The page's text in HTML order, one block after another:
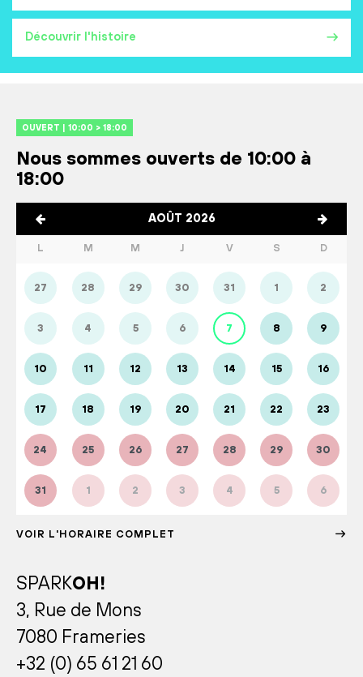
Découvrir l'histoire
OUVERT | 10:00 > 18:00
Nous sommes ouverts de 10:00 à
18:00
AOÛT 2026
L M M J V S D
27 28 29 30 31 1 2
3 4 5 6 7 8 9
10 11 12 13 14 15 16
17 18 19 20 21 22 23
24 25 26 27 28 29 30
31 1 2 3 4 5 6
VOIR L'HORAIRE COMPLET
SPARKOH!
3, Rue de Mons
7080 Frameries
+32 (0) 65 61 21 60